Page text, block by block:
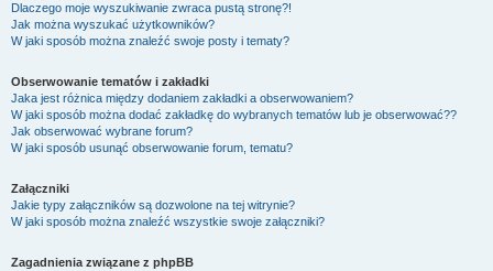
Dlaczego moje wyszukiwanie zwraca pustą stronę?!
Jak można wyszukać użytkowników?
W jaki sposób można znaleźć swoje posty i tematy?
Obserwowanie tematów i zakładki
Jaka jest różnica między dodaniem zakładki a obserwowaniem?
W jaki sposób można dodać zakładkę do wybranych tematów lub je obserwować??
Jak obserwować wybrane forum?
W jaki sposób usunąć obserwowanie forum, tematu?
Załączniki
Jakie typy załączników są dozwolone na tej witrynie?
W jaki sposób można znaleźć wszystkie swoje załączniki?
Zagadnienia związane z phpBB